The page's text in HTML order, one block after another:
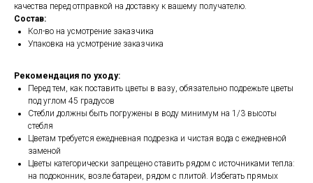
качества перед отправкой на доставку к вашему получателю.
Состав:
Кол-во на усмотрение заказчика
Упаковка на усмотрение заказчика
Рекомендация по уходу:
Перед тем, как поставить цветы в вазу, обязательно подрежьте цветы
под углом 45 градусов
Стебли должны быть погружены в воду минимум на 1/3 высоты
стебля
Цветам требуется ежедневная подрезка и чистая вода с ежедневной
заменой
Цветы категорически запрещено ставить рядом с источниками тепла:
на подоконник, возле батареи, рядом с плитой. Избегать прямых